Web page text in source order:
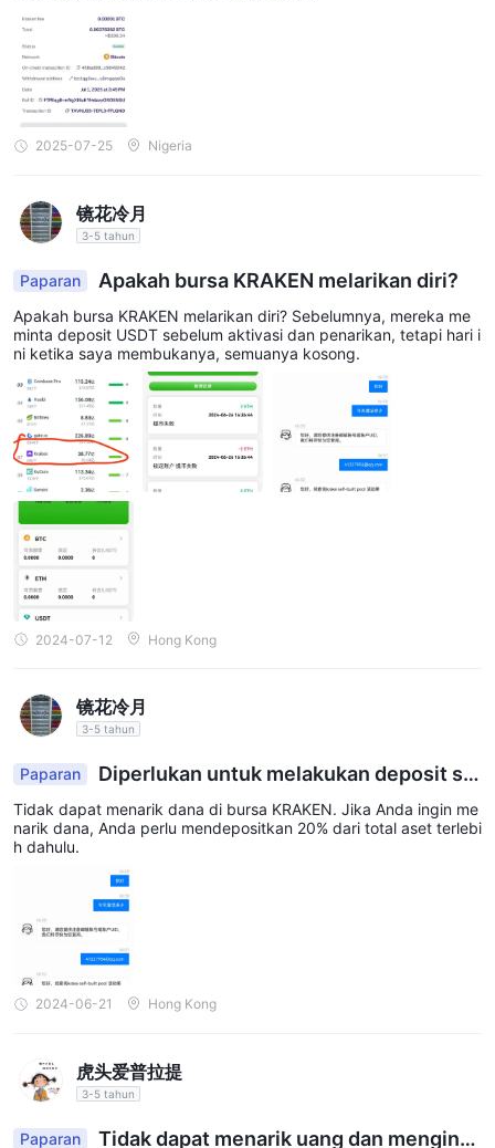
2025-07-25 Nigeria
镜花冷月
3-5 tahun
Paparan Apakah bursa KRAKEN melarikan diri?
Apakah bursa KRAKEN melarikan diri? Sebelumnya, mereka me
minta deposit USDT sebelum aktivasi dan penarikan, tetapi hari i
ni ketika saya membukanya, semuanya kosong.
2024-07-12 Hong Kong
镜花冷月
3-5 tahun
Paparan
Diperlukan untuk melakukan deposit se
besar 20% dari total aset untuk menarik dana
Tidak dapat menarik dana di bursa KRAKEN. Jika Anda ingin me
narik dana, Anda perlu mendepositkan 20% dari total aset terlebi
h dahulu.
2024-06-21 Hong Kong
虎头爱普拉提
3-5 tahun
Paparan
Tidak dapat menarik uang dan mengind